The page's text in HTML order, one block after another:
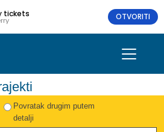
tickets OTVORITI
Povratak drugim putem
detalji